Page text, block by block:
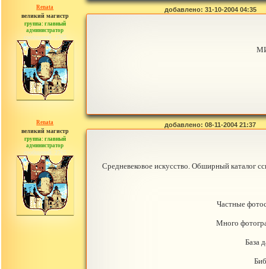
Renata
великий магистр
группа: главный
администратор
сообщений: 2765
добавлено: 31-10-2004 04:35
Renata
великий магистр
группа: главный
администратор
сообщений: 2765
добавлено: 08-11-2004 21:37
Средневековое искусство. Обширный каталог
Частные
Много
База